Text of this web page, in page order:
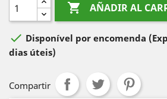
 AÑADIR AL
 Disponível por encomenda
dias úteis)
Compartir